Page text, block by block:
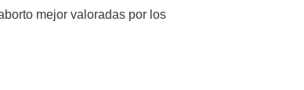
mejor valoradas por los